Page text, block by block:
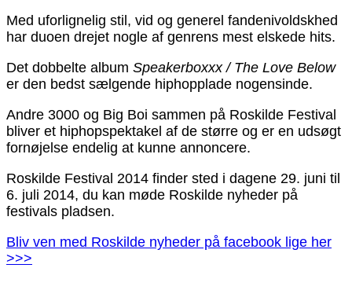
Med uforlignelig stil, vid og generel fandenivoldskhed
har duoen drejet nogle af genrens mest elskede hits.
Det dobbelte album Speakerboxxx / The Love Below
er den bedst sælgende hiphopplade nogensinde.
Andre 3000 og Big Boi sammen på Roskilde Festival
bliver et hiphopspektakel af de større og er en udsøgt
fornøjelse endelig at kunne annoncere.
Roskilde Festival 2014 finder sted i dagene 29. juni til
6. juli 2014, du kan møde Roskilde nyheder på
festivals pladsen.
Bliv ven med Roskilde nyheder på facebook lige her
>>>